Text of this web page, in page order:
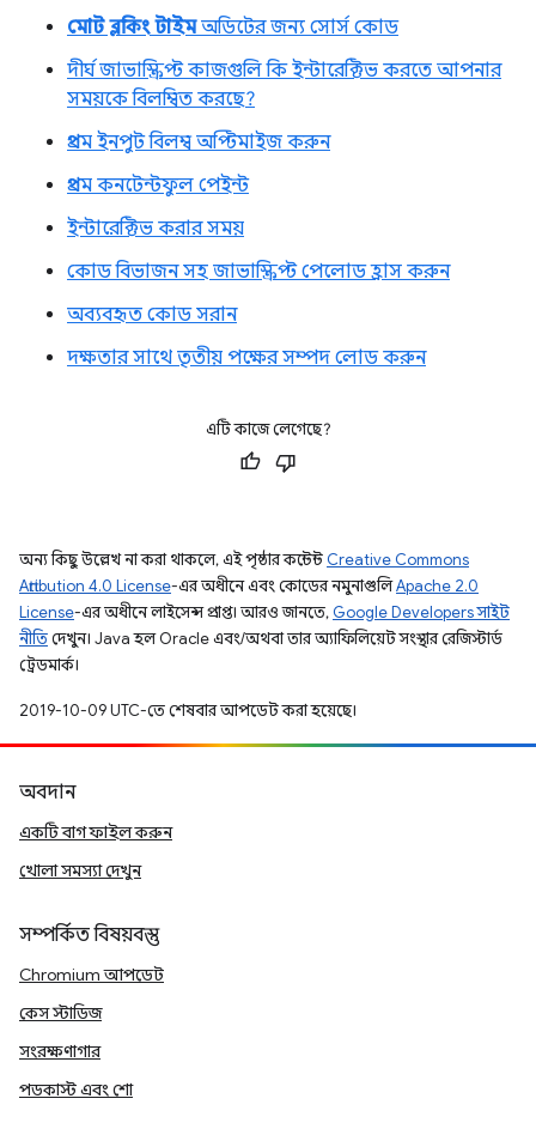
মোট ব্লকিং টাইমঅডিটের জন্য সোর্স কোড
দীর্ঘ জাভাস্ক্রিপ্ট কাজগুলি কি ইন্টারেক্টিভ করতে আপনার
সময়কে বিলম্বিত করছে?
প্রথম ইনপুট বিলম্ব অপ্টিমাইজ করুন
প্রথম কনটেন্টফুল পেইন্ট
ইন্টারেক্টিভ করার সময়
কোড বিভাজন সহ জাভাস্ক্রিপ্ট পেলোড হ্রাস করুন
অব্যবহৃত কোড সরান
দক্ষতার সাথে তৃতীয় পক্ষের সম্পদ লোড করুন
এটি কাজে লেগেছে?
অন্য কিছু উল্লেখ না করা থাকলে, এই পৃষ্ঠার কন্টেন্ট Creative Commons
Attribution 4.0 License-এর অধীনে এবং কোডের নমুনাগুলিApache 2.0
License-এর অধীনে লাইসেন্স প্রাপ্ত। আরও জানতে, Google Developers সাইট
নীতিদেখুন। Java হল Oracle এবং/অথবা তার অ্যাফিলিয়েট সংস্থার রেজিস্টার্ড
ট্রেডমার্ক।
2019-10-09 UTC-তে শেষবার আপডেট করা হয়েছে।
অবদান
একটি বাগ ফাইল করুন
খোলা সমস্যা দেখুন
সম্পর্কিত বিষয়বস্তু
Chromium আপডেট
কেস স্টাডিজ
সংরক্ষণাগার
পডকাস্ট এবং শো